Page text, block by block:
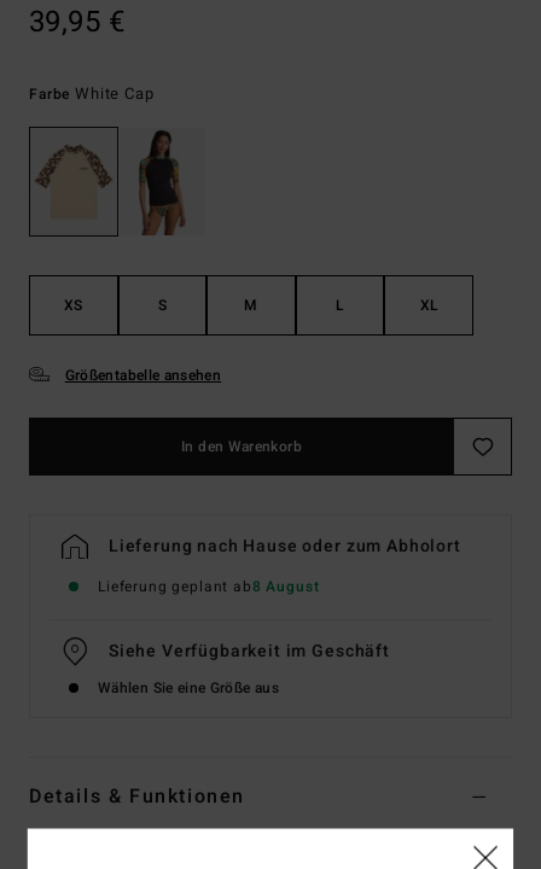
39,95 €
FarbeWhite Cap
XS S M L XL
Größentabelle ansehen
In den Warenkorb
Lieferung nach Hause oder zum Abholort
Lieferung geplant ab8 August
Siehe Verfügbarkeit im Geschäft
Wählen Sie eine Größe aus
Details & Funktionen